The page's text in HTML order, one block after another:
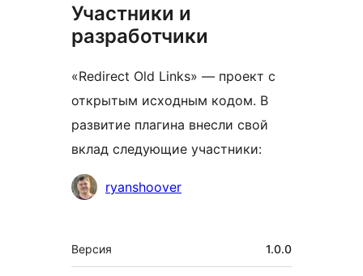
Участники и
разработчики
«Redirect Old Links» — проект с
открытым исходным кодом. В
развитие плагина внесли свой
вклад следующие участники:
Участникиryanshoover
Мета
Версия 1.0.0